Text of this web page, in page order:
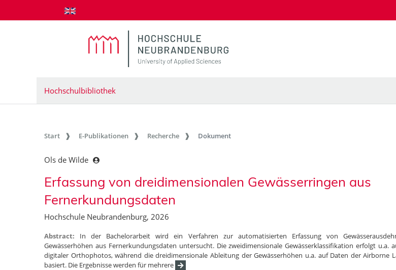
zum Inhalt springen
Hochschulbibliothek
Start E-Publikationen Recherche Dokument
Ols de Wilde
Erfassung von dreidimensionalen Gewässerringen aus
Fernerkundungsdaten
Hochschule Neubrandenburg, 2026
Abstract: In der Bachelorarbeit wird ein Verfahren zur automatisierten Erfassung von
Gewässerhöhen aus Fernerkundungsdaten untersucht. Die zweidimensionale Gewässerklassifikation erfolgt u.a.
digitaler Orthophotos, während die dreidimensionale Ableitung der Gewässerhöhen u.a. auf Daten der Airborne
basiert. Die Ergebnisse werden für mehrere